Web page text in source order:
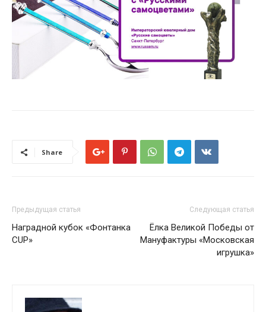
Share
Предыдущая статья
Наградной кубок «Фонтанка
CUP»
Следующая статья
Ёлка Великой Победы от
Мануфактуры «Московская
игрушка»